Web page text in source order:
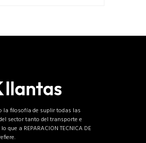
la filosofía de suplir todas las
sector tanto del transporte e
que a REPARACION TECNICA DE